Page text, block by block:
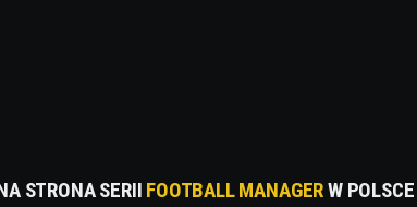
STRONA SERII FOOTBALL MANAGERW POLSCE